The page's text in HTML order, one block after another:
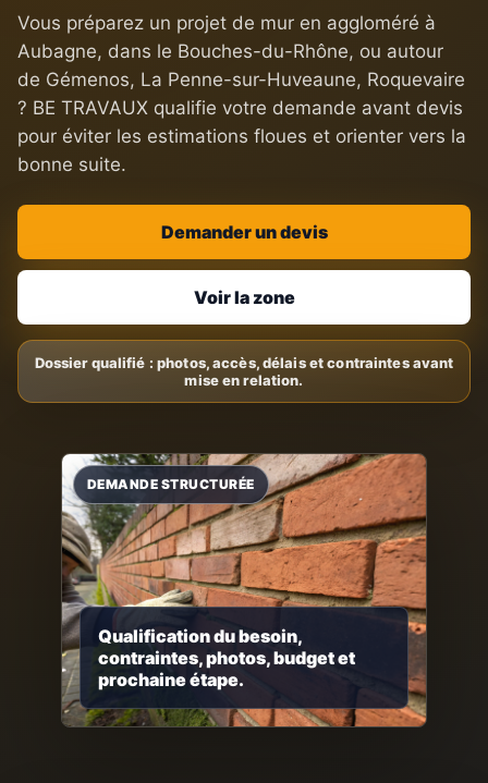
Vous préparez un projet de mur en aggloméré à
Aubagne, dans le Bouches-du-Rhône, ou autour
de Gémenos, La Penne-sur-Huveaune, Roquevaire
? BE TRAVAUX qualifie votre demande avant devis
pour éviter les estimations floues et orienter vers la
bonne suite.
Demander un devis
Voir la zone
Qualification du besoin,
contraintes, photos, budget et
prochaine étape.